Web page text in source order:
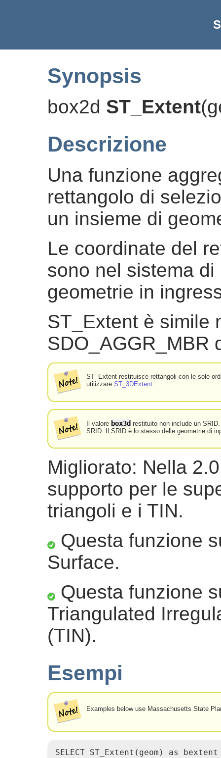
Synopsis
box2d ST_Extent(
Descrizione
Una funzione
rettangolo di
un insieme di
Le coordinate del
sono nel sistema
geometrie in
ST_Extent è simile
SDO_AGGR_MBR
ST_Extent restituisce rettangoli con le sole
utilizzareST_3DExtent
Il valore box3d restituito non include un
SRID. Il SRID è lo stesso delle geometrie di
Migliorato: Nella
supporto per le
triangoli e i TIN.
Questa funzione
Surface.
Questa funzione
Triangulated
(TIN).
Esempi
Examples below use Massachusetts State
SELECT ST_Extent(geom) as bextent